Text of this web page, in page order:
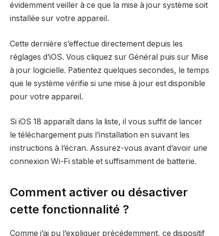
évidemment veiller à ce que la mise à jour système soit
installée sur votre appareil.
Cette dernière s’effectue directement depuis les
réglages d’iOS. Vous cliquez sur Général puis sur Mise
à jour logicielle. Patientez quelques secondes, le temps
que le système vérifie si une mise à jour est disponible
pour votre appareil.
Si iOS 18 apparaît dans la liste, il vous suffit de lancer
le téléchargement puis l’installation en suivant les
instructions à l’écran. Assurez-vous avant d’avoir une
connexion Wi-Fi stable et suffisamment de batterie.
Comment activer ou désactiver
cette fonctionnalité ?
Comme j’ai pu l’expliquer précédemment, ce dispositif